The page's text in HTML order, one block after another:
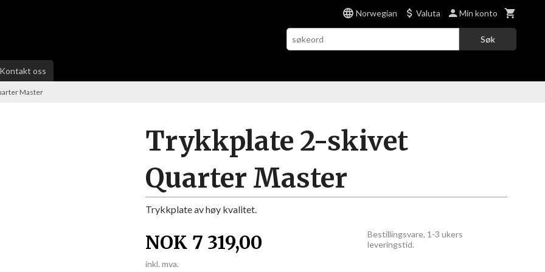
Norwegian Valuta Min konto
Søk
Kontakt oss
Master
Trykkplate 2-skivet
Quarter Master
Trykkplate av høy kvalitet.
NOK 7 319,00
inkl. mva.
Bestillingsvare, 1-3 ukers
leveringstid.